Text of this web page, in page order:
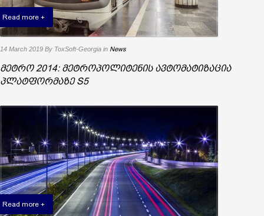
Read more +
14 March 2019 By ToxSoft-Georgia in News
მეტრო 2014: მეტროპოლიტენის ავტომატიზაცია
პლატფორმაზე S5
Read more +